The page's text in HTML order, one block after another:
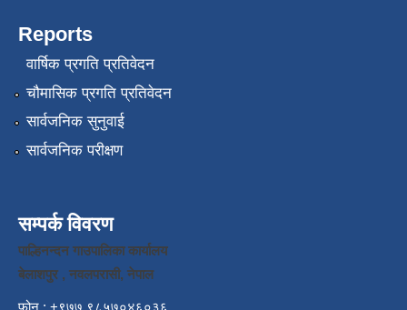
Reports
वार्षिक प्रगति प्रतिवेदन
चौमासिक प्रगति प्रतिवेदन
सार्वजनिक सुनुवाई
सार्वजनिक परीक्षण
सम्पर्क विवरण
पाल्हिनन्दन गाउपालिका कार्यालय
बेलाशपुर , नवलपरासी, नेपाल
फोन : +९७७ ९८५७०४६०३६